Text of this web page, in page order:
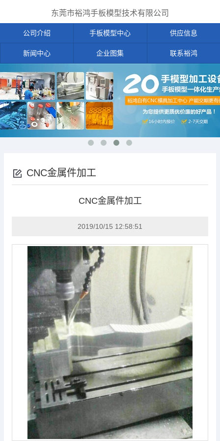
东莞市裕鸿手板模型技术有限公司
公司介绍 手板模型中心 供应信息
新闻中心 企业图集 联系裕鸿
CNC金属件加工
CNC金属件加工
2019/10/15 12:58:51